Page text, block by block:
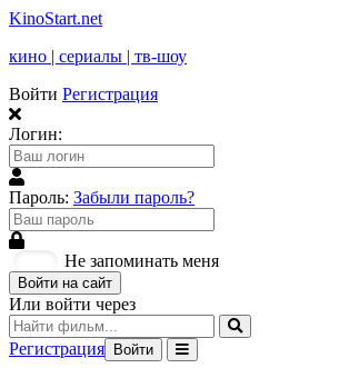
KinoStart.net
кино | сериалы | тв-шоу
Войти Регистрация
Логин:
Пароль: Забыли пароль?
Не запоминать меня
Войти на сайт
Или войти через
Регистрация Войти